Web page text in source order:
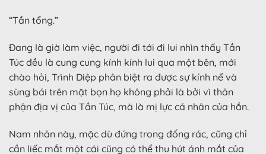
“Tần tổng.”
Đang là giờ làm việc, người đi tới đi lui nhìn thấy Tần
Túc đều là cung cung kính kính lui qua một bên, mới
chào hỏi, Trình Diệp phân biệt ra được sự kính nể và
sùng bái trên mặt bọn họ không phải là bởi vì thân
phận địa vị của Tần Túc, mà là mị lực cá nhân của hắn.
Nam nhân này, mặc dù đứng trong đống rác, cũng chỉ
cần liếc mắt một cái cũng có thể thu hút ánh mắt của